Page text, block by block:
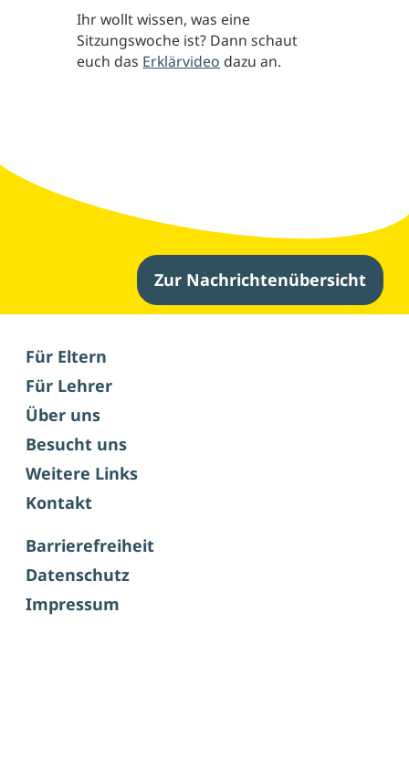
Ihr wollt wissen, was eine
Sitzungswoche ist? Dann schaut
euch das Erklärvideo dazu an.
Zur Nachrichtenübersicht
Weitere Nachrichten
Für Eltern
Für Lehrer
Über uns
Besucht uns
Weitere Links
Kontakt
Barrierefreiheit
Datenschutz
Impressum